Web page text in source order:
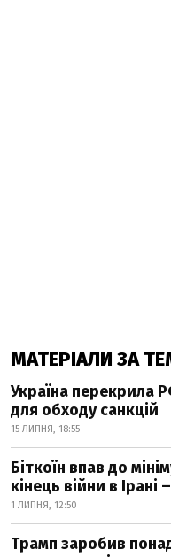
МАТЕРІАЛИ ЗА
Україна перекрила
для обходу санкцій
15 ЛИПНЯ, 18:55
Біткоїн впав до
кінець війни в Ірані
1 ЛИПНЯ, 12:50
Трамп заробив